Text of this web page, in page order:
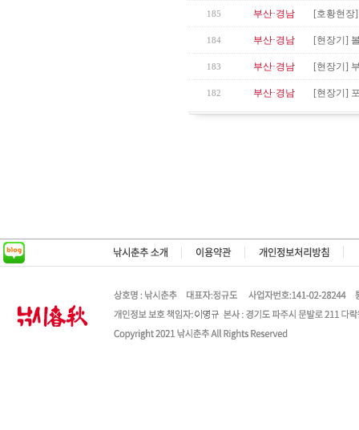
185 부산·경남 [호황현장
184 부산·경남 [현장기]
183 부산·경남 [현장기]
182 부산·경남 [현장기]